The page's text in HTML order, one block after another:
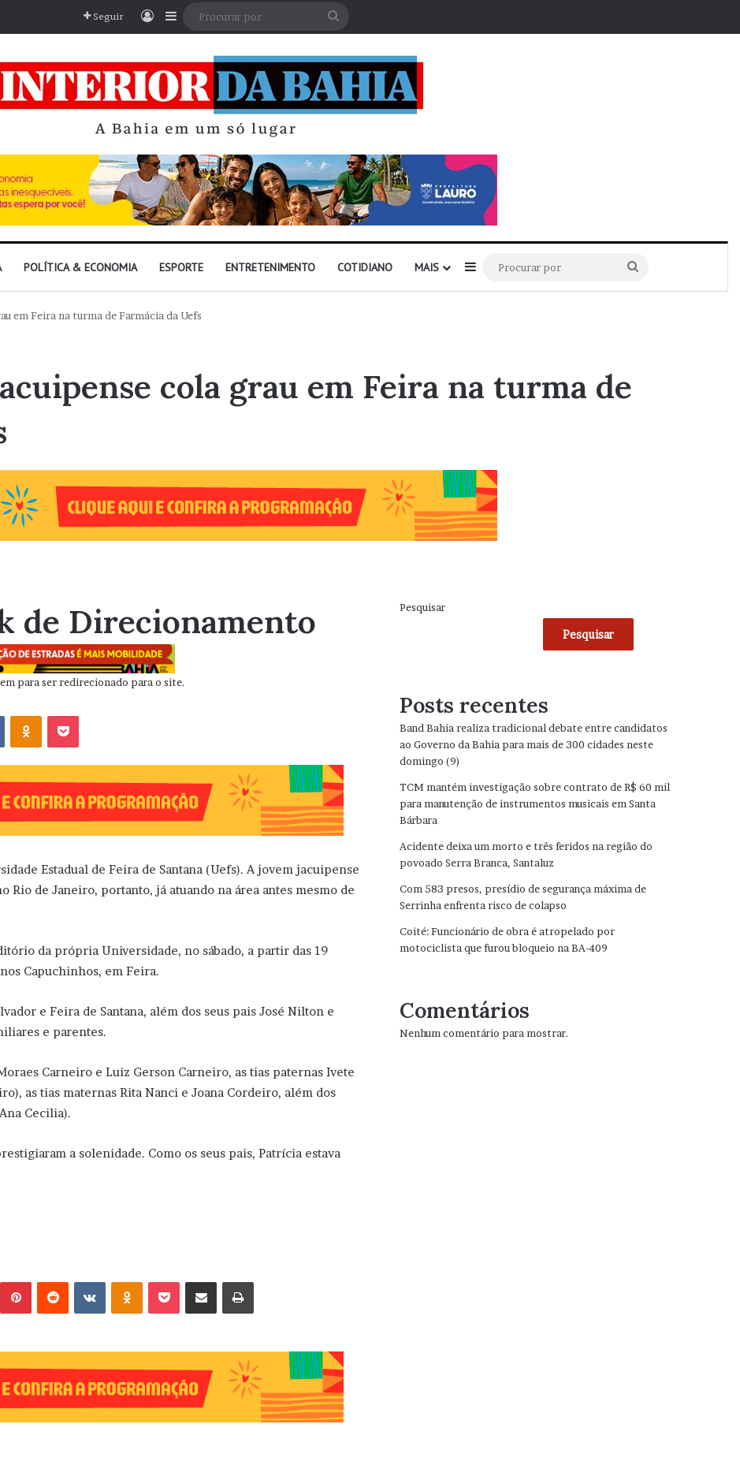
Seguir EntrarBarra Lateral
POLÍTICA & ECONOMIA ESPORTE ENTRETENIMENTO COTIDIANO MAIS Barra Lateral
por
em Feira na turma de Farmácia da Uefs
cola grau em Feira na turma de
de Direcionamento
para ser redirecionado para o site.
VK OK
Estadual de Feira de Santana (Uefs). A jovem jacuipense
de Janeiro, portanto, já atuando na área antes mesmo de
da própria Universidade, no sábado, a partir das 19
Capuchinhos, em Feira.
e Feira de Santana, além dos seus pais José Nilton e
e parentes.
Carneiro e Luiz Gerson Carneiro, as tias paternas Ivete
as tias maternas Rita Nanci e Joana Cordeiro, além dos
Cecilia).
a solenidade. Como os seus pais, Patrícia estava
VK OK
Pesquisar
Pesquisar
Posts recentes
Band Bahia realiza tradicional debate entre candidatos
ao Governo da Bahia para mais de 300 cidades neste
domingo (9)
TCM mantém investigação sobre contrato de R$ 60 mil
para manutenção de instrumentos musicais em Santa
Bárbara
Acidente deixa um morto e três feridos na região do
povoado Serra Branca, Santaluz
Com 583 presos, presídio de segurança máxima de
Serrinha enfrenta risco de colapso
Coité: Funcionário de obra é atropelado por
motociclista que furou bloqueio na BA-409
Comentários
Nenhum comentário para mostrar.